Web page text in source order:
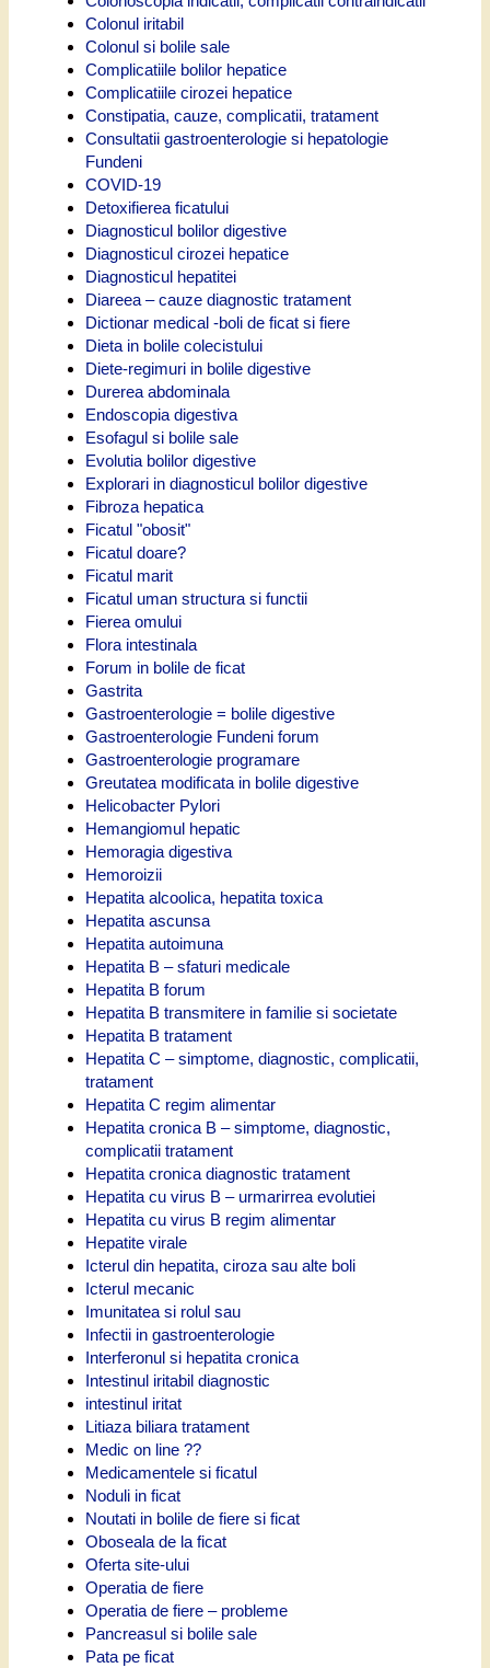
Colonul iritabil
Colonul si bolile sale
Complicatiile bolilor hepatice
Complicatiile cirozei hepatice
Constipatia, cauze, complicatii, tratament
Consultatii gastroenterologie si hepatologie
Fundeni
COVID-19
Detoxifierea ficatului
Diagnosticul bolilor digestive
Diagnosticul cirozei hepatice
Diagnosticul hepatitei
Diareea – cauze diagnostic tratament
Dictionar medical -boli de ficat si fiere
Dieta in bolile colecistului
Diete-regimuri in bolile digestive
Durerea abdominala
Endoscopia digestiva
Esofagul si bolile sale
Evolutia bolilor digestive
Explorari in diagnosticul bolilor digestive
Fibroza hepatica
Ficatul "obosit"
Ficatul doare?
Ficatul marit
Ficatul uman structura si functii
Fierea omului
Flora intestinala
Forum in bolile de ficat
Gastrita
Gastroenterologie = bolile digestive
Gastroenterologie Fundeni forum
Gastroenterologie programare
Greutatea modificata in bolile digestive
Helicobacter Pylori
Hemangiomul hepatic
Hemoragia digestiva
Hemoroizii
Hepatita alcoolica, hepatita toxica
Hepatita ascunsa
Hepatita autoimuna
Hepatita B – sfaturi medicale
Hepatita B forum
Hepatita B transmitere in familie si societate
Hepatita B tratament
Hepatita C – simptome, diagnostic, complicatii,
tratament
Hepatita C regim alimentar
Hepatita cronica B – simptome, diagnostic,
complicatii tratament
Hepatita cronica diagnostic tratament
Hepatita cu virus B – urmarirrea evolutiei
Hepatita cu virus B regim alimentar
Hepatite virale
Icterul din hepatita, ciroza sau alte boli
Icterul mecanic
Imunitatea si rolul sau
Infectii in gastroenterologie
Interferonul si hepatita cronica
Intestinul iritabil diagnostic
intestinul iritat
Litiaza biliara tratament
Medic on line ??
Medicamentele si ficatul
Noduli in ficat
Noutati in bolile de fiere si ficat
Oboseala de la ficat
Oferta site-ului
Operatia de fiere
Operatia de fiere – probleme
Pancreasul si bolile sale
Pata pe ficat